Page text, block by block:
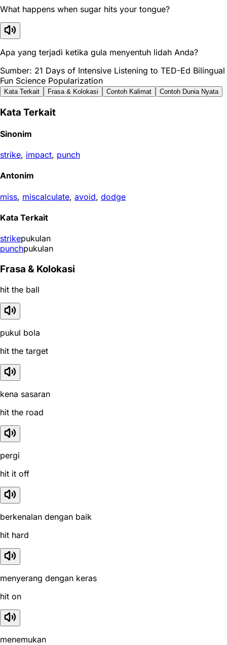
What happens when sugar hits your tongue?
Apa yang terjadi ketika gula menyentuh lidah Anda?
Sumber: 21 Days of Intensive Listening to TED-Ed Bilingual
Fun Science Popularization
Kata Terkait Frasa & Kolokasi Contoh Kalimat Contoh Dunia Nyata
Kata Terkait
Sinonim
strike, impact, punch
Antonim
miss, miscalculate, avoid, dodge
Kata Terkait
strikepukulan
punchpukulan
Frasa & Kolokasi
hit the ball
pukul bola
hit the target
kena sasaran
hit the road
pergi
hit it off
berkenalan dengan baik
hit hard
menyerang dengan keras
hit on
menemukan